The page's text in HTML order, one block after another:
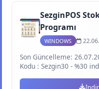
SezginPOS
Programı
WINDOWS
Son Güncelleme:
Kodu : Sezgin30 - %30
İndir